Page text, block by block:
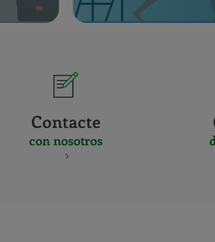
Contacte
con nosotros